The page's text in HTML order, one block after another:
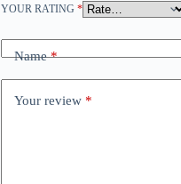
YOUR RATING *
Name*
Your review *